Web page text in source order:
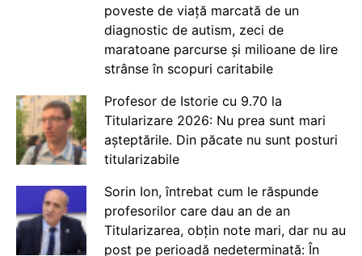
poveste de viață marcată de un
diagnostic de autism, zeci de
maratoane parcurse și milioane de lire
strânse în scopuri caritabile
Profesor de Istorie cu 9.70 la
Titularizare 2026: Nu prea sunt mari
așteptările. Din păcate nu sunt posturi
titularizabile
Sorin Ion, întrebat cum le răspunde
profesorilor care dau an de an
Titularizarea, obțin note mari, dar nu au
post pe perioadă nedeterminată: În